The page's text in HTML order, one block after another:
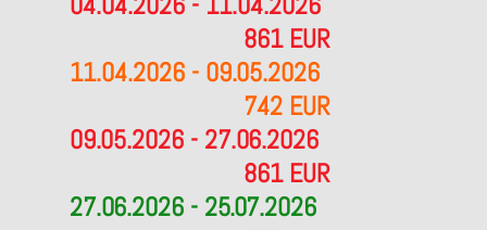
861 EUR
11.04.2026 - 09.05.2026
742 EUR
09.05.2026 - 27.06.2026
861 EUR
27.06.2026 - 25.07.2026